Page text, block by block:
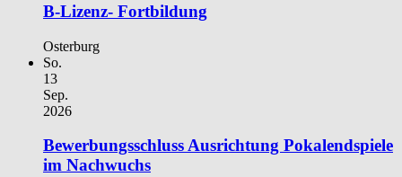
B-Lizenz- Fortbildung
Osterburg
So.
13
Sep.
2026
Bewerbungsschluss Ausrichtung Pokalendspiele
im Nachwuchs